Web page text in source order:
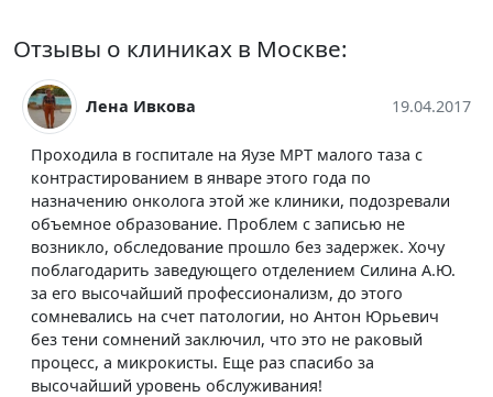
Отзывы о клиниках в Москве:
Лена Ивкова 19.04.2017
Проходила в госпитале на Яузе МРТ малого таза с
контрастированием в январе этого года по
назначению онколога этой же клиники, подозревали
объемное образование. Проблем с записью не
возникло, обследование прошло без задержек. Хочу
поблагодарить заведующего отделением Силина А.Ю.
за его высочайший профессионализм, до этого
сомневались на счет патологии, но Антон Юрьевич
без тени сомнений заключил, что это не раковый
процесс, а микрокисты. Еще раз спасибо за
высочайший уровень обслуживания!